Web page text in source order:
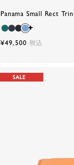
Panama Small Rect
¥49,500 税込
SALE